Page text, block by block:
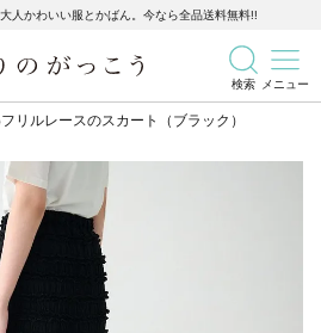
人かわいい服とかばん。今なら全品送料無料!!
検索 メニュー
記事を検索
リルレースのスカート（ブラック）